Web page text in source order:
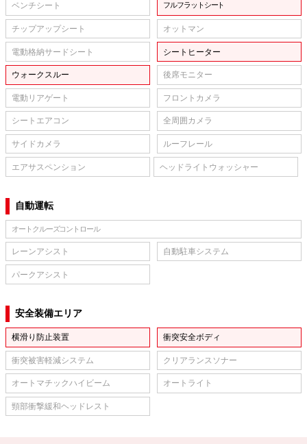
ベンチシート フルフラットシート
チップアップシート オットマン
電動格納サードシート シートヒーター
ウォークスルー 後席モニター
電動リアゲート フロントカメラ
シートエアコン 全周囲カメラ
サイドカメラ ルーフレール
エアサスペンション ヘッドライトウォッシャー
自動運転
オートクルーズコントロール
レーンアシスト 自動駐車システム
パークアシスト
安全装備エリア
横滑り防止装置 衝突安全ボディ
衝突被害軽減システム クリアランスソナー
オートマチックハイビーム オートライト
頸部衝撃緩和ヘッドレスト